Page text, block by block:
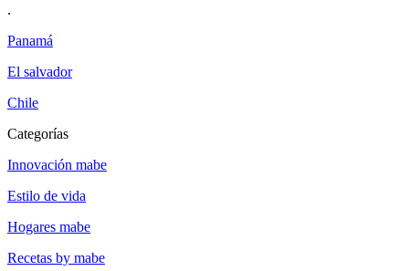
.
panamá
el salvador
chile
categorías
innovación mabe
estilo de vida
hogares mabe
recetas by mabe